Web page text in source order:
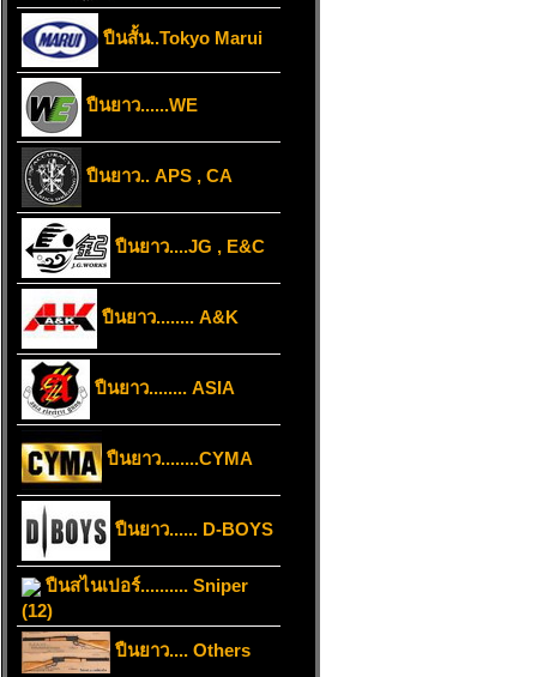
ปืนสั้น..Tokyo Marui
ปืนยาว......WE
ปืนยาว.. APS , CA
ปืนยาว....JG , E&C
ปืนยาว........ A&K
ปืนยาว........ ASIA
ปืนยาว........CYMA
ปืนยาว...... D-BOYS
ปืนสไนเปอร์.......... Sniper
(12)
ปืนยาว.... Others